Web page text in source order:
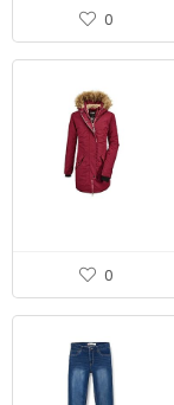
0
0